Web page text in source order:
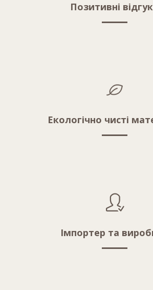
Позитивні
Екологічно чисті
Імпортер та